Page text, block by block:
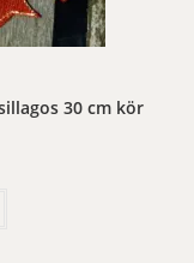
30 cm kör